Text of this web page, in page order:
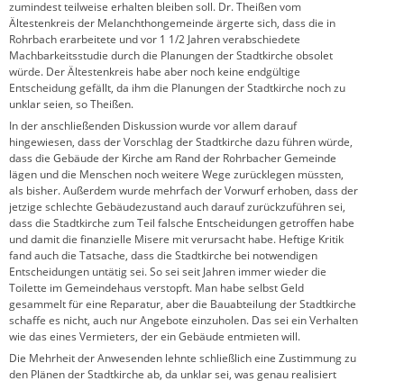
zumindest teilweise erhalten bleiben soll. Dr. Theißen vom
Ältestenkreis der Melanchthongemeinde ärgerte sich, dass die in
Rohrbach erarbeitete und vor 1 1/2 Jahren verabschiedete
Machbarkeitsstudie durch die Planungen der Stadtkirche obsolet
würde. Der Ältestenkreis habe aber noch keine endgültige
Entscheidung gefällt, da ihm die Planungen der Stadtkirche noch zu
unklar seien, so Theißen.
In der anschließenden Diskussion wurde vor allem darauf
hingewiesen, dass der Vorschlag der Stadtkirche dazu führen würde,
dass die Gebäude der Kirche am Rand der Rohrbacher Gemeinde
lägen und die Menschen noch weitere Wege zurücklegen müssten,
als bisher. Außerdem wurde mehrfach der Vorwurf erhoben, dass der
jetzige schlechte Gebäudezustand auch darauf zurückzuführen sei,
dass die Stadtkirche zum Teil falsche Entscheidungen getroffen habe
und damit die finanzielle Misere mit verursacht habe. Heftige Kritik
fand auch die Tatsache, dass die Stadtkirche bei notwendigen
Entscheidungen untätig sei. So sei seit Jahren immer wieder die
Toilette im Gemeindehaus verstopft. Man habe selbst Geld
gesammelt für eine Reparatur, aber die Bauabteilung der Stadtkirche
schaffe es nicht, auch nur Angebote einzuholen. Das sei ein Verhalten
wie das eines Vermieters, der ein Gebäude entmieten will.
Die Mehrheit der Anwesenden lehnte schließlich eine Zustimmung zu
den Plänen der Stadtkirche ab, da unklar sei, was genau realisiert